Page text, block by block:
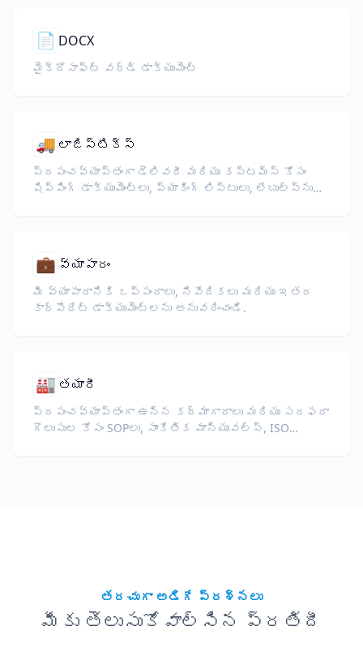
📄 DOCX
మైక్రోసాఫ్ట్ వర్డ్ డాక్యుమెంట్
🚚 లాజిస్టిక్స్
ప్రపంచవ్యాప్తంగా డెలివరీ మరియు కస్టమ్స్ కోసం
షిప్పింగ్ డాక్యుమెంట్లు, ప్యాకింగ్ లిస్టులు, లేబుల్స్‌ను
💼 వ్యాపారం
మీ వ్యాపారానికి ఒప్పందాలు, నివేదికలు మరియు ఇతర
కార్పొరేట్ డాక్యుమెంట్లను అనువదించండి.
🏭 తయారీ
ప్రపంచవ్యాప్తంగా ఉన్న కర్మాగారాలు మరియు సరఫరా
గొలుసుల కోసం SOPలు, సాంకేతిక మాన్యువల్స్, ISO
తరచుగా అడిగే ప్రశ్నలు
మీకు తెలుసుకోవాల్సిన ప్రతిదీ